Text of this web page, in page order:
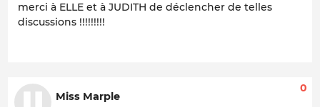
merci à ELLE et à JUDITH de déclencher de telles
discussions !!!!!!!!!
Miss Marple
0